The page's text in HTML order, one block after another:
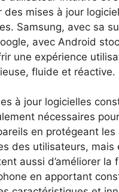
des mises à jour
Samsung, avec sa
avec Android
une expérience
fluide et réactive.
à jour logicielles
nécessaires
en protégeant les
des utilisateurs, mais
aussi d’améliorer la
en apportant